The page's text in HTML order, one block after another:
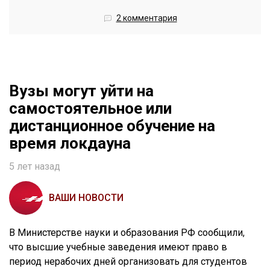
2 комментария
Вузы могут уйти на
самостоятельное или
дистанционное обучение на
время локдауна
5 лет назад
ВАШИ НОВОСТИ
В Министерстве науки и образования РФ сообщили,
что высшие учебные заведения имеют право в
период нерабочих дней организовать для студентов